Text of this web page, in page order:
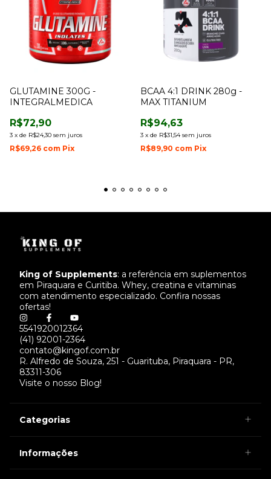
GLUTAMINE 300G -
INTEGRALMEDICA
R$72,90
3 x de R$24,30 sem juros
R$69,26 com Pix
BCAA 4:1 DRINK 280g -
MAX TITANIUM
R$94,63
3 x de R$31,54 sem juros
R$89,90 com Pix
King of Supplements: a referência em suplementos
em Piraquara e Curitiba. Whey, creatina e vitaminas
com atendimento especializado. Confira nossas
ofertas!
5541920012364
(41) 92001-2364
contato@kingof.com.br
R. Alfredo de Souza, 251 - Guarituba, Piraquara - PR,
83311-306
Visite o nosso Blog!
Categorias
Informações